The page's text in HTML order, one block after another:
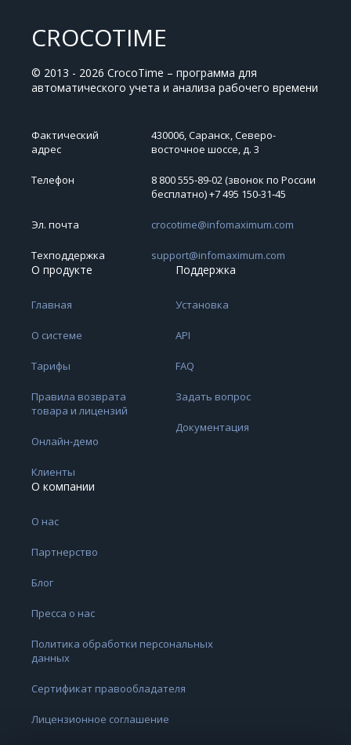
CROCOTIME
© 2013 - 2026 CrocoTime – программа для
автоматического учета и анализа рабочего времени
Фактический
адрес
430006, Саранск, Северо-
восточное шоссе, д. 3
Телефон
8 800 555-89-02 (звонок по России
бесплатно) +7 495 150‑31‑45
Эл. почта crocotime@infomaximum.com
Техподдержка support@infomaximum.com
О продукте
Главная
О системе
Тарифы
Правила возврата
товара и лицензий
Онлайн-демо
Клиенты
Поддержка
Установка
API
FAQ
Задать вопрос
Документация
О компании
О нас
Партнерство
Блог
Пресса о нас
Политика обработки персональных
данных
Сертификат правообладателя
Лицензионное соглашение